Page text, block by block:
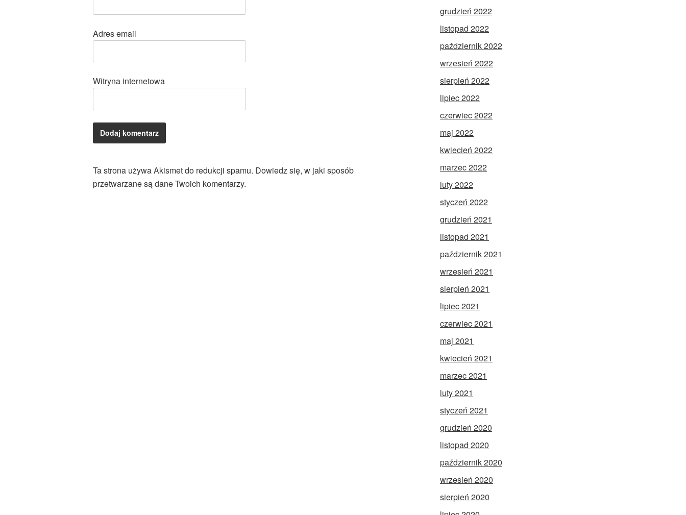
Adres email
Witryna internetowa
Ta strona używa Akismet do redukcji spamu. Dowiedz się, w jaki sposób
przetwarzane są dane Twoich komentarzy.
grudzień 2022
listopad 2022
październik 2022
wrzesień 2022
sierpień 2022
lipiec 2022
czerwiec 2022
maj 2022
kwiecień 2022
marzec 2022
luty 2022
styczeń 2022
grudzień 2021
listopad 2021
październik 2021
wrzesień 2021
sierpień 2021
lipiec 2021
czerwiec 2021
maj 2021
kwiecień 2021
marzec 2021
luty 2021
styczeń 2021
grudzień 2020
listopad 2020
październik 2020
wrzesień 2020
sierpień 2020